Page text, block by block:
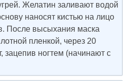
Желатин заливают водой
наносят кистью на лицо
После высыхания маска
пленкой, через 20
зацепив ногтем (начинают с